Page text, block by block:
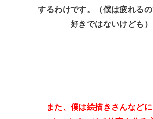
するわけです。（僕は疲れるの
好きではないけども）
また、僕は絵描きさんなど